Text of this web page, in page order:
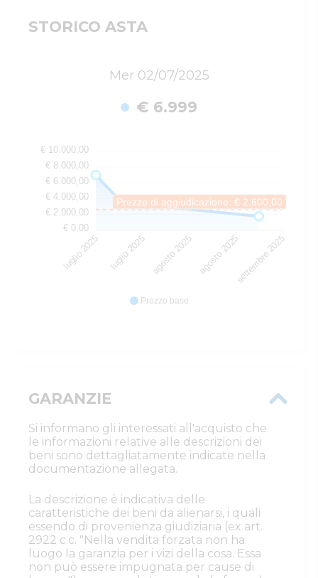
STORICO ASTA
Mer 02/07/2025
€ 6.999
Prezzo base
luglio 2025 luglio 2025 agosto 2025 agosto 2025settembre 2025
Prezzo di aggiudicazione: € 2.600,00
€ 10.000,00
€ 8.000,00
€ 6.000,00
€ 4.000,00
€ 2.000,00
€ 0,00
GARANZIE
Si informano gli interessati all'acquisto che
le informazioni relative alle descrizioni dei
beni sono dettagliatamente indicate nella
documentazione allegata.
La descrizione è indicativa delle
caratteristiche dei beni da alienarsi, i quali
essendo di provenienza giudiziaria (ex art.
2922 c.c. "Nella vendita forzata non ha
luogo la garanzia per i vizi della cosa. Essa
non può essere impugnata per cause di